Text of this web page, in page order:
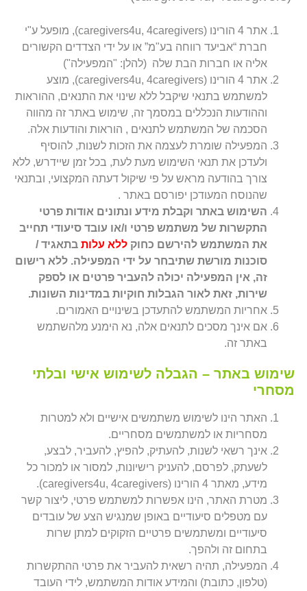
אתר 4 הורינו (caregivers4u, 4caregivers), מופעל ע"י
חברת “אביעד רווחה בע"מ” או על ידי הצדדים הקשורים
אליה או חברות הבת שלה (להלן: "המפעילה")
אתר 4 הורינו (caregivers4u, 4caregivers), מוצע
למשתמש בתנאי שיקבל ללא שינוי את התנאים, ההוראות
וההודעות הנכללים במסמך זה, שימוש באתר זה מהווה
הסכמה של המשתמש לתנאים , הוראות והודעות אלה.
המפעילה שומרת לעצמה את הזכות לשנות, להוסיף
ולעדכן את תנאי השימוש מעת לעת, בכל זמן שיידרש, ללא
צורך בהודעה מראש על פי שיקול דעתה המקצועי, ובתנאי
שהנוסח המעודכן יפורסם באתר .
השימוש באתר וקבלת מידע ונתונים אודות פרטי
התקשרות של משתמש פרטי ו/או עובד סיעודי תחייב
את המשתמש להירשם כחוק ללא עלות בתאגיד /
סוכנות מורשת שתיבחר על ידי המפעילה. ללא רישום
זה, אין המפעילה יכולה להעביר פרטים או לספק
שירות, זאת לאור הגבלות חוקיות במדינות השונות.
אחריות המשתמש להתעדכן בשינויים האמורים.
אם אינך מסכים לתנאים אלה, נא הימנע מלהשתמש
באתר זה.
שימוש באתר – הגבלה לשימוש אישי ובלתי
מסחרי
האתר הינו לשימוש משתמשים אישיים ולא למטרות
מסחריות או למשתמשים מסחריים.
אינך רשאי לשנות, להעתיק, להפיץ, להעביר, לבצע,
לשעתק, לפרסם, להעניק רישיונות, למסור או למכור כל
מידע, מאתר 4 הורינו (caregivers4u, 4caregivers).
מטרת האתר, הינו אפשרות למשתמש פרטי, ליצור קשר
עם מטפלים סיעודיים באופן שמנגיש הצע של עובדים
סיעודיים ומשתמשים פרטיים הזקוקים למתן שרות
בתחום זה ולהפך.
המפעילה, תהיה רשאית להעביר את פרטי ההתקשרות
(טלפון, כתובת) והמידע אודות המשתמש, לידי העובד